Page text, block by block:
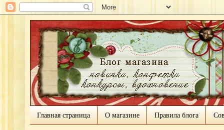
Главная страница О магазине Правила блога